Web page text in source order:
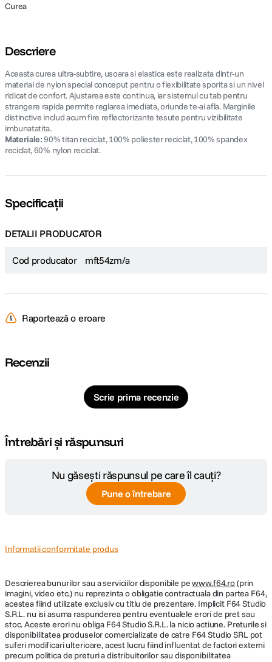
Curea
Descriere
Aceasta curea ultra-subtire, usoara si elastica este realizata dintr-un
material de nylon special conceput pentru o flexibilitate sporita si un nivel
ridicat de confort. Ajustarea este continua, iar sistemul cu tab pentru
strangere rapida permite reglarea imediata, oriunde te-ai afla. Marginile
distinctive includ acum fire reflectorizante tesute pentru vizibilitate
imbunatatita.
Materiale:90% titan reciclat, 100% poliester reciclat, 100% spandex
reciclat, 60% nylon reciclat.
Specificații
DETALII PRODUCATOR
Cod producator mft54zm/a
Raportează o eroare
Recenzii
Scrie prima recenzie
Întrebări și răspunsuri
Nu găsești răspunsul pe care îl cauți?
Pune o întrebare
Informatii conformitate produs
Descrierea bunurilor sau a serviciilor disponibile pewww.f64.ro(prin
imagini, video etc.) nu reprezinta o obligatie contractuala din partea F64,
acestea fiind utilizate exclusiv cu titlu de prezentare. Implicit F64 Studio
S.R.L. nu isi asuma raspunderea pentru eventualele erori de pret sau
stoc. Aceste erori nu obliga F64 Studio S.R.L. la nicio actiune. Preturile si
disponibilitatea produselor comercializate de catre F64 Studio SRL pot
suferi modificari ulterioare, acest lucru fiind influentat de factori externi
precum politica de preturi a distribuitorilor sau disponibilitatea